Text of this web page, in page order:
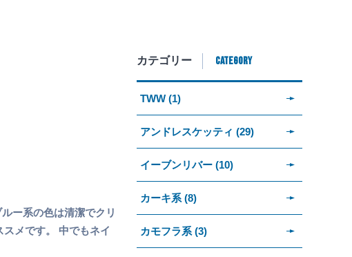
ー系の色は清潔でクリ
メです。 中でもネイ
カテゴリー CATEGORY
TWW (1)
アンドレスケッティ (29)
イーブンリバー (10)
カーキ系 (8)
カモフラ系 (3)